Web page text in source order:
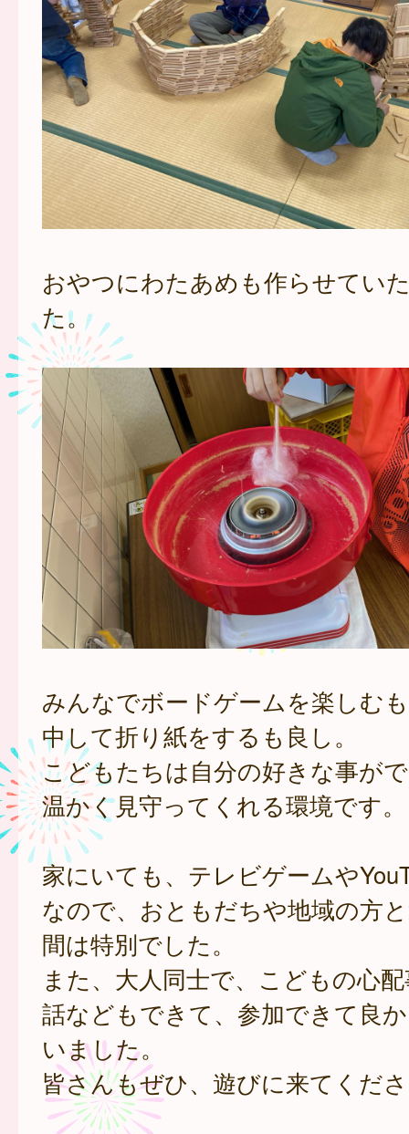
おやつにわたあめも作らせてい
た。
みんなでボードゲームを楽しむ
中して折り紙をするも良し。
こどもたちは自分の好きな事が
温かく見守ってくれる環境です。
家にいても、テレビゲームや
なので、おともだちや地域の方
間は特別でした。
また、大人同士で、こどもの心
話などもできて、参加できて良
いました。
皆さんもぜひ、遊びに来てくだ